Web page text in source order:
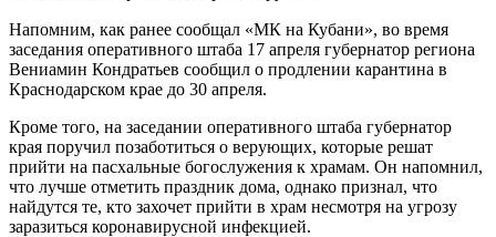
Напомним, как ранее сообщал «МК на Кубани», во время
заседания оперативного штаба 17 апреля губернатор региона
Вениамин Кондратьев сообщил о продлении карантина в
Краснодарском крае до 30 апреля.
Кроме того, на заседании оперативного штаба губернатор
края поручил позаботиться о верующих, которые решат
прийти на пасхальные богослужения к храмам. Он напомнил,
что лучше отметить праздник дома, однако признал, что
найдутся те, кто захочет прийти в храм несмотря на угрозу
заразиться коронавирусной инфекцией.